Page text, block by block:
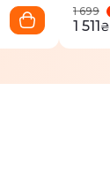
1 699
1 511₴